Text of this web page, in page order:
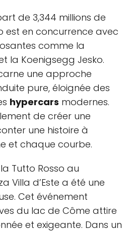
de 3,344 millions de
est en concurrence avec
comme la
la Koenigsegg Jesko.
une approche
pure, éloignée des
hypercars modernes.
de créer une
une histoire à
et chaque courbe.
Tutto Rosso au
Villa d’Este a été une
Cet événement
du lac de Côme attire
et exigeante. Dans un